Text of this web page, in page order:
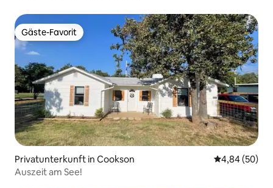
Gäste-Favorit
Gäste-Favorit
Privatunterkunft in Cookson
4,84 (50)
Auszeit am See!